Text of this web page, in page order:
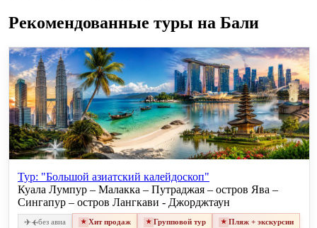
Рекомендованные туры на Бали
Тур: "Большой азиатский калейдоскоп"
Куала Лумпур – Малакка – Путраджая – остров Ява –
Сингапур – остров Лангкави - Джорджтаун
✈✈без авиа Хит продаж Групповой тур Пляж + экскурсии